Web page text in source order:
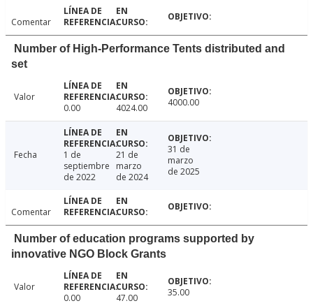
Comentar
Number of High-Performance Tents distributed and
set
Valor
0.00
4024.00 4000.00
Fecha
1 de
septiembre
de 2022
21 de
marzo
de 2024
31 de
marzo
de 2025
Comentar
Number of education programs supported by
innovative NGO Block Grants
Valor
0.00
47.00 35.00